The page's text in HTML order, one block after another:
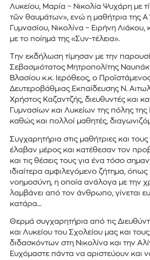
Λυκείου, Μαρία – Νικολία Ψυχάρη με
τῶν θαυμάτων», ενώ η μαθήτρια της
Γυμνασίου, Νικολίνα – Ειρήνη Λιάκου,
με το ποίημά της «Συν-τέλεια».
Την εκδήλωση τίμησαν με την
Σεβασμιότατος Μητροπολίτης
Βλασίου κ.κ. Ιερόθεος, ο
Δευτεροβάθμιας Εκπαίδευσης Ν.
Χρήστος Καζαντζής, διευθυντές και
Γυμνασίων και Λυκείων της πόλης
καθώς και πολλοί μαθητές,
Συγχαρητήρια στις μαθήτριες και
έλαβαν μέρος και κατέθεσαν τον
και τις θέσεις τους για ένα τόσο
ιδιαίτερα αμφιλεγόμενο ζήτημα, όπως
νοημοσύνη, η οποία ανάλογα με την
λαμβάνει από τον άνθρωπο, γίνεται
κατάρα…
Θερμά συγχαρητήρια από τις
και Λυκείου του Σχολείου μας και
διδασκόντων στη Νικολίνα και την
Ευχόμαστε πάντα να αριστεύουν και